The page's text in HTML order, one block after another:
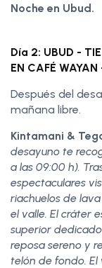
Noche en Ubud.
Día 2: UBUD -
EN CAFÉ
Después del
mañana libre.
Kintamani &
desayuno te
a las 09:00 h).
espectaculares
riachuelos de
el valle. El cráter
superior
reposa sereno y
telón de fondo.